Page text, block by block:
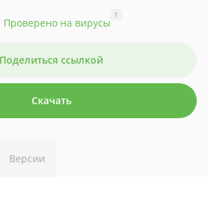
Проверено на вирусы
?
Поделиться ссылкой
Скачать
Версии